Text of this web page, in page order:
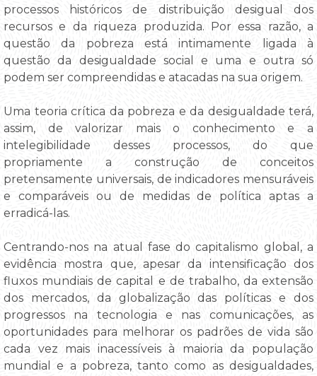
processos históricos de distribuição desigual dos
recursos e da riqueza produzida. Por essa razão, a
questão da pobreza está intimamente ligada à
questão da desigualdade social e uma e outra só
podem ser compreendidas e atacadas na sua origem.
Uma teoria crítica da pobreza e da desigualdade terá,
assim, de valorizar mais o conhecimento e a
intelegibilidade desses processos, do que
propriamente a construção de conceitos
pretensamente universais, de indicadores mensuráveis
e comparáveis ou de medidas de política aptas a
erradicá-las.
Centrando-nos na atual fase do capitalismo global, a
evidência mostra que, apesar da intensificação dos
fluxos mundiais de capital e de trabalho, da extensão
dos mercados, da globalização das políticas e dos
progressos na tecnologia e nas comunicações, as
oportunidades para melhorar os padrões de vida são
cada vez mais inacessíveis à maioria da população
mundial e a pobreza, tanto como as desigualdades,